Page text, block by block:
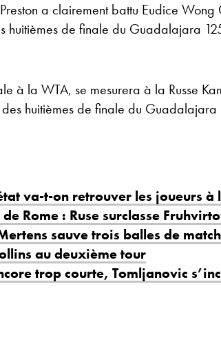
Preston a clairement battu Eudice
huitièmes de finale du Guadalajara
à la WTA, se mesurera à la Russe
huitièmes de finale du
va-t-on retrouver les joueurs à
Rome : Ruse surclasse
sauve trois balles de
au deuxième tour
trop courte, Tomljanovic